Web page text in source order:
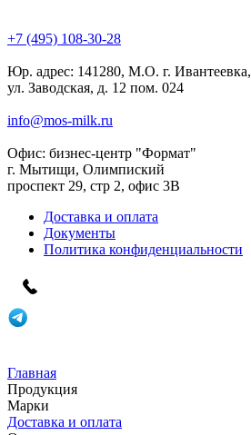
+7 (495) 108-30-28
Юр. адрес: 141280, М.О. г. Ивантеевка,
ул. Заводская, д. 12 пом. 024
info@mos-milk.ru
Офис: бизнес-центр "Формат"
г. Мытищи, Олимпиский
проспект 29, стр 2, офис 3B
Доставка и оплата
Документы
Политика конфиденциальности
Главная
Продукция
Марки
Доставка и оплата